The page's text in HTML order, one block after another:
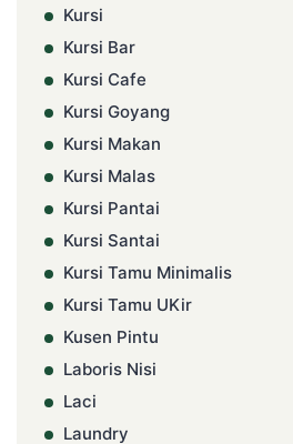
Kursi
Kursi Bar
Kursi Cafe
Kursi Goyang
Kursi Makan
Kursi Malas
Kursi Pantai
Kursi Santai
Kursi Tamu Minimalis
Kursi Tamu UKir
Kusen Pintu
Laboris Nisi
Laci
Laundry